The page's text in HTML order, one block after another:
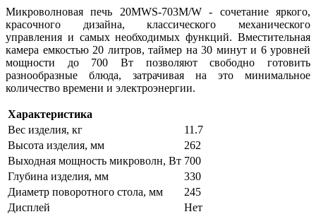
Микроволновая печь 20MWS-703M/W - сочетание яркого,
красочного дизайна, классического механического
управления и самых необходимых функций. Вместительная
камера емкостью 20 литров, таймер на 30 минут и 6 уровней
мощности до 700 Вт позволяют свободно готовить
разнообразные блюда, затрачивая на это минимальное
количество времени и электроэнергии.
Характеристика
Вес изделия, кг
11.7
Высота изделия, мм
262
Выходная мощность микроволн, Вт 700
Глубина изделия, мм
330
Диаметр поворотного стола, мм
245
Дисплей
Нет